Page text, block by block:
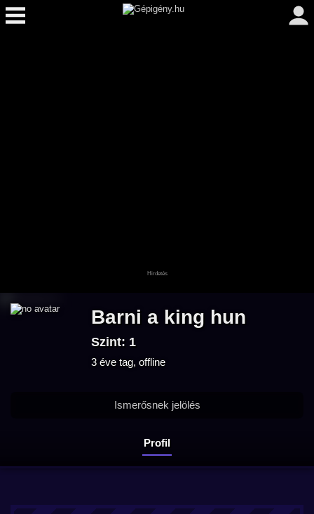
Barni a king hun
Szint: 1
3 éve tag, offline
Profil
Ismerősnek jelölés